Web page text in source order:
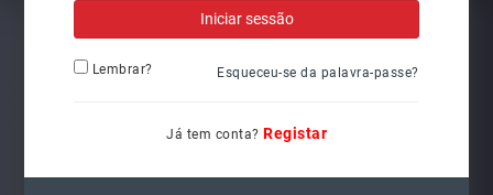
Lembrar? Esqueceu-se da palavra-passe?
Já tem conta? Registar